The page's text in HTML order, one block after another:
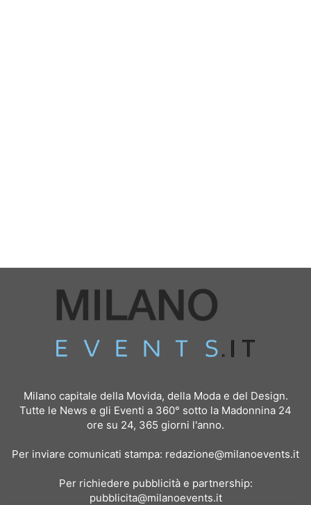
Milano capitale della Movida, della Moda e del Design.
Tutte le News e gli Eventi a 360° sotto la Madonnina 24
ore su 24, 365 giorni l'anno.
Per inviare comunicati stampa: redazione@milanoevents.it
Per richiedere pubblicità e partnership:
pubblicita@milanoevents.it